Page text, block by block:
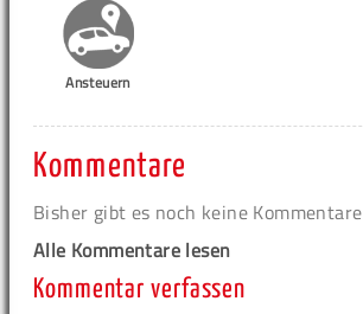
Ansteuern
Kommentare
Bisher gibt es noch keine Kommentare
Alle Kommentare lesen
Kommentar verfassen